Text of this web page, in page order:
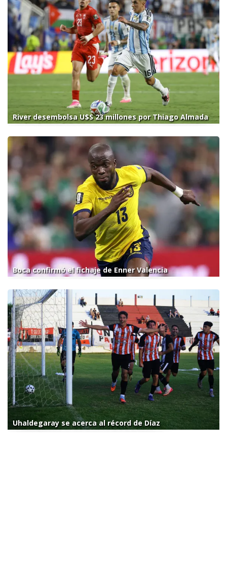
River desembolsa U$S 23 millones por Thiago Almada
Boca confirmó el fichaje de Enner Valencia
Uhaldegaray se acerca al récord de Díaz